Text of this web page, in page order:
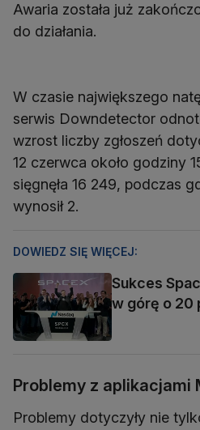
Awaria została już
do działania.
W czasie największego
serwis Downdetector
wzrost liczby zgłoszeń
12 czerwca około godziny
sięgnęła 16 249, podczas
wynosił 2.
DOWIEDZ SIĘ WIĘCEJ:
Sukces
w górę o 20
Problemy z aplikacjami
Problemy dotyczyły nie